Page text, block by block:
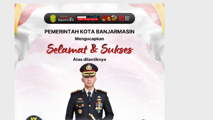
Sosial & Keagamaan
45 Pramuka Banjarmasin
Berangkat ke Jamnas XII
Cibubur, Termasuk Dua
Peserta Berkebutuhan
Agustus 9, 2026